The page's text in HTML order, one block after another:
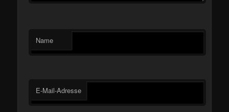
Name
E-Mail-Adresse